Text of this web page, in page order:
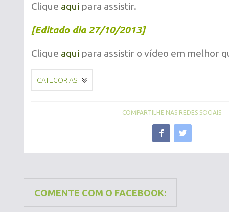
Clique aqui para assistir.
[Editado dia 27/10/2013]
Clique aqui para assistir o vídeo em melhor
CATEGORIAS
COMPARTILHE NAS REDES SOCIAIS
COMENTE COM O FACEBOOK: